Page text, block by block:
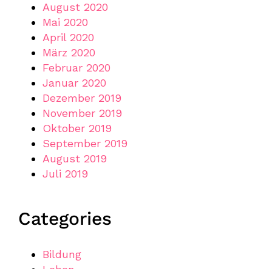
August 2020
Mai 2020
April 2020
März 2020
Februar 2020
Januar 2020
Dezember 2019
November 2019
Oktober 2019
September 2019
August 2019
Juli 2019
Categories
Bildung